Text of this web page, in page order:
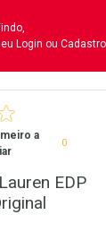
sua
Login ou Cadastro
a
0
EDP